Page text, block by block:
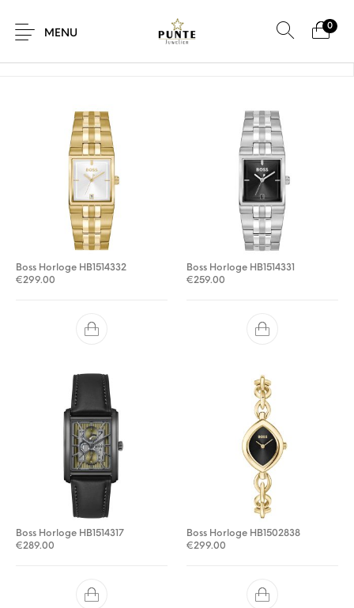
MENU
0
Brillen
Accessoires
Home / Producten getagged “hugo boss horloge”
Boss Horloge HB1514332
€299.00
Boss Horloge HB1514331
€259.00
Boss Horloge HB1514317
€289.00
Boss Horloge HB1502838
€299.00